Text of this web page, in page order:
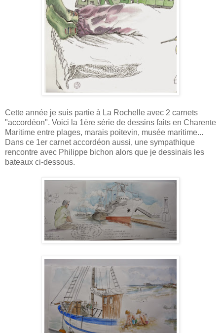
Cette année je suis partie à La Rochelle avec 2 carnets
"accordéon". Voici la 1ère série de dessins faits en Charente
Maritime entre plages, marais poitevin, musée maritime...
Dans ce 1er carnet accordéon aussi, une sympathique
rencontre avec Philippe bichon alors que je dessinais les
bateaux ci-dessous.